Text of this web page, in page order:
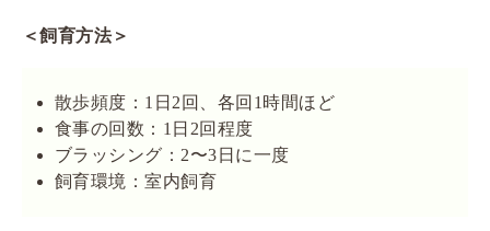
＜飼育方法＞
散歩頻度：1日2回、各回1時間ほど
食事の回数：1日2回程度
ブラッシング：2〜3日に一度
飼育環境：室内飼育